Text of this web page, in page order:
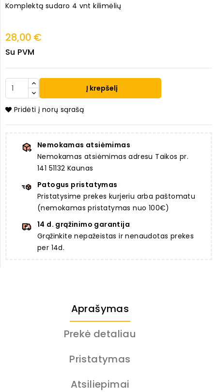
Komplektą sudaro 4 vnt kilimėlių
28,00 €
Su PVM
Į krepšelį
Pridėti į norų sąrašą
Nemokamas atsiėmimas
Nemokamas atsiėmimas adresu Taikos pr.
141 51132 Kaunas
Patogus pristatymas
Pristatysime prekes kurjeriu arba paštomatu
(nemokamas pristatymas nuo 100€)
14 d. grąžinimo garantija
Grąžinkite nepažeistas ir nenaudotas prekes
per 14d.
Aprašymas
Prekė detaliau
Pristatymas
Atsiliepimai